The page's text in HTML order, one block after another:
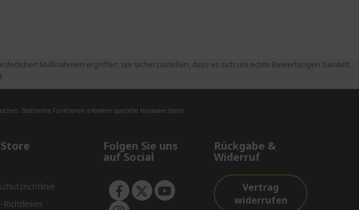
Maßnahmen ergriffen, um sicherzustellen, dass es sich um echte Bewertungen handelt.
Bestimmte Funktionen erfordern spezielle Hardware (siehe
Richtlinien
Folgen Sie uns
auf Social
Rückgabe &
Widerruf
Vertrag
widerrufen